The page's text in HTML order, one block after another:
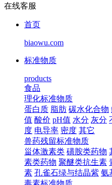
在线客服
首页
biaowu.com
标准物质
products
食品
理化标准物质
蛋白质 脂肪 碳水化合物
值 酸价 pH值 水分 灰分
度 电导率 密度 其它
兽药残留标准物质
甾体激素类 磺胺类药物
素类药物 聚醚类抗生素
素 孔雀石绿与结晶紫 氨
毒素标准物质